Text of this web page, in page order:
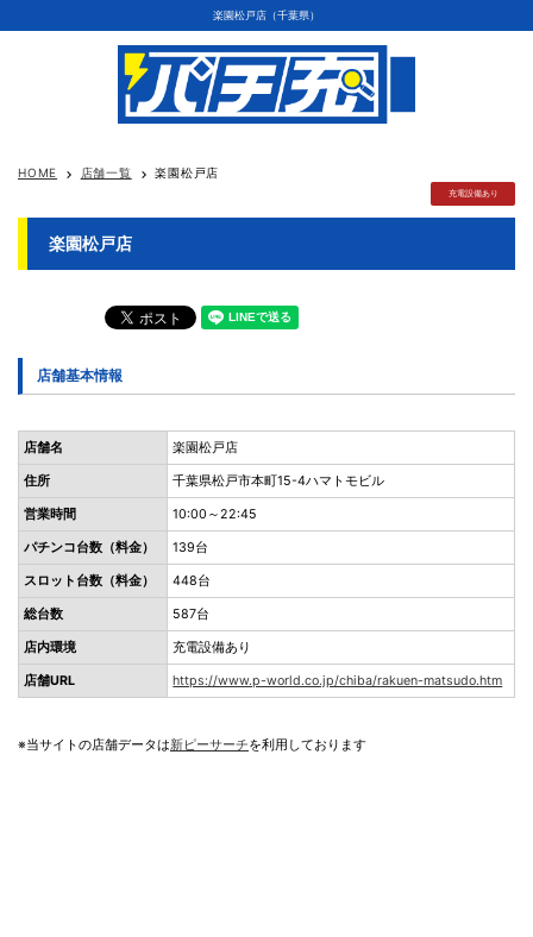
楽園松戸店（千葉県）
HOME keyboard_arrow_right 店舗一覧 keyboard_arrow_right 楽園松戸店
充電設備あり
楽園松戸店
店舗基本情報
店舗名 楽園松戸店
住所 千葉県松戸市本町15-4ハマトモビル
営業時間 10:00～22:45
パチンコ台数（料金） 139台
スロット台数（料金） 448台
総台数 587台
店内環境 充電設備あり
店舗URL https://www.p-world.co.jp/chiba/rakuen-matsudo.htm
※当サイトの店舗データは新ピーサーチを利用しております